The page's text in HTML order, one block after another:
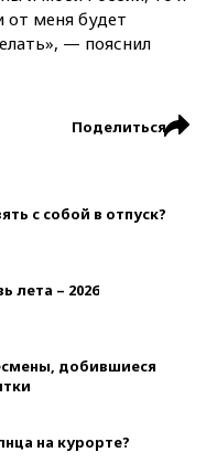
от меня будет
— пояснил
Поделиться
с собой в отпуск?
лета – 2026
добившиеся
на курорте?